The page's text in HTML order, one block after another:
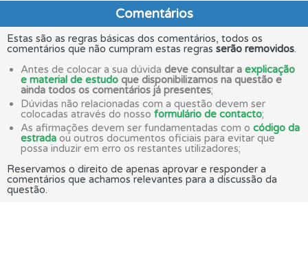
Comentários
Estas são as regras básicas dos comentários, todos os
comentários que não cumpram estas regras serão removidos.
Antes de colocar a sua dúvida deve consultar a explicação
e material de estudo que disponibilizamos na questão e
ainda todos os comentários já presentes;
Dúvidas não relacionadas com a questão devem ser
colocadas através do nosso formulário de contacto;
As afirmações devem ser fundamentadas com o código da
estrada ou outros documentos oficiais para evitar que
possa induzir em erro os restantes utilizadores;
Reservamos o direito de apenas aprovar e responder a
comentários que achamos relevantes para a discussão da
questão.